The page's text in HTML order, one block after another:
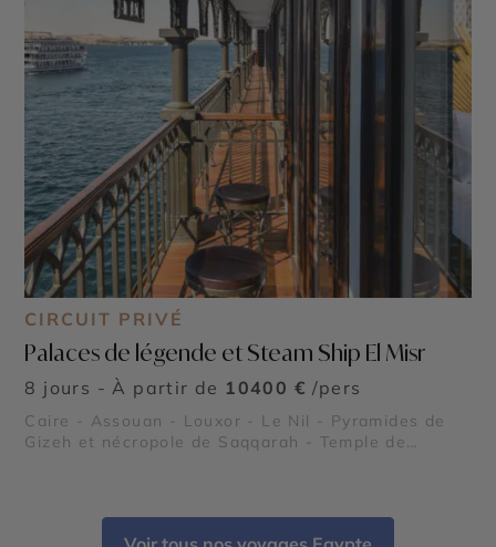
CIRCUIT PRIVÉ
Palaces de légende et Steam Ship El Misr
8 jours - À partir de 10400 € /pers
Caire - Assouan - Louxor - Le Nil - Pyramides de
Gizeh et nécropole de Saqqarah - Temple de